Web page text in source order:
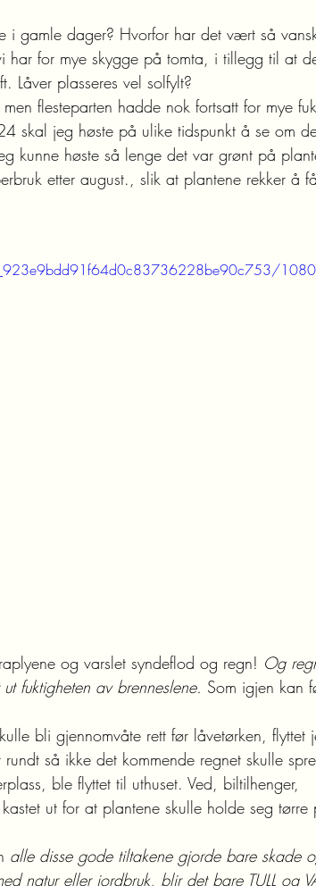
i gamle dager? Hvorfor har det vært så
har for mye skygge på tomta, i tillegg til at
Låver plasseres vel solfylt?
flesteparten hadde nok fortsatt for mye
skal jeg høste på ulike tidspunkt å se om
kunne høste så lenge det var grønt på
etter august., slik at plantene rekker å
og varslet syndeflod og regn! Og
fuktigheten av brenneslene. Som igjen kan
bli gjennomvåte rett før låvetørken, flyttet
så ikke det kommende regnet skulle
ble flyttet til uthuset. Ved, biltilhenger,
ut for at plantene skulle holde seg tørre
alle disse gode tiltakene gjorde bare skade
natur eller jordbruk, blir det bare TULL og